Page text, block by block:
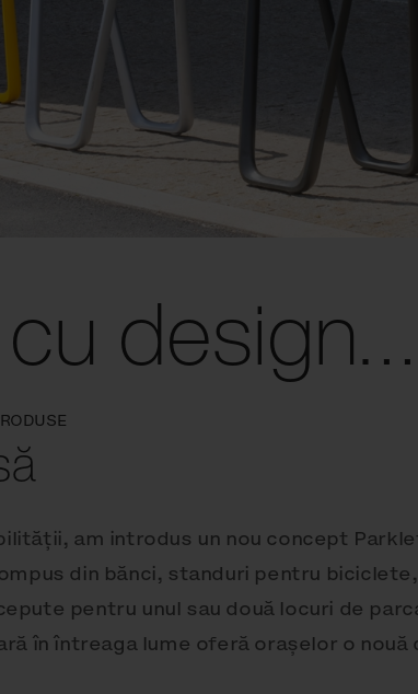
design…
am introdus un nou concept
din bănci, standuri pentru
pentru unul sau două locuri de
în întreaga lume oferă orașelor o nouă